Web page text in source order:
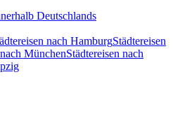
Deutschlands
nach HamburgStädtereisen
MünchenStädtereisen nach